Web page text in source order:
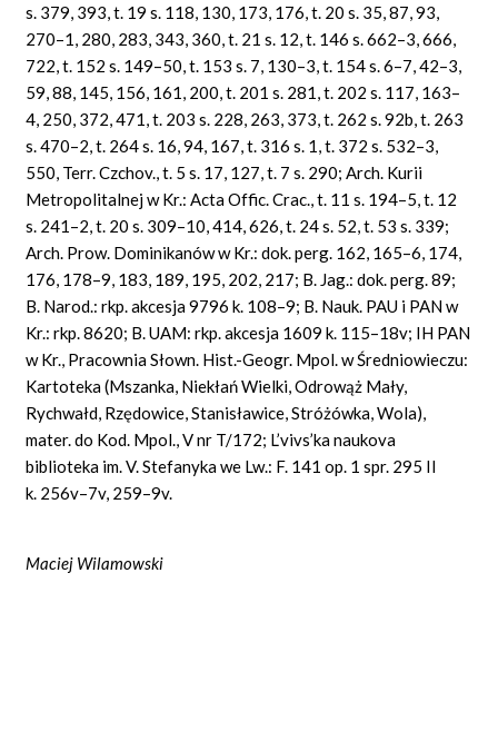
s. 379, 393, t. 19 s. 118, 130, 173, 176, t. 20 s. 35, 87, 93,
270–1, 280, 283, 343, 360, t. 21 s. 12, t. 146 s. 662–3, 666,
722, t. 152 s. 149–50, t. 153 s. 7, 130–3, t. 154 s. 6–7, 42–3,
59, 88, 145, 156, 161, 200, t. 201 s. 281, t. 202 s. 117, 163–
4, 250, 372, 471, t. 203 s. 228, 263, 373, t. 262 s. 92b, t. 263
s. 470–2, t. 264 s. 16, 94, 167, t. 316 s. 1, t. 372 s. 532–3,
550, Terr. Czchov., t. 5 s. 17, 127, t. 7 s. 290; Arch. Kurii
Metropolitalnej w Kr.: Acta Offic. Crac., t. 11 s. 194–5, t. 12
s. 241–2, t. 20 s. 309–10, 414, 626, t. 24 s. 52, t. 53 s. 339;
Arch. Prow. Dominikanów w Kr.: dok. perg. 162, 165–6, 174,
176, 178–9, 183, 189, 195, 202, 217; B. Jag.: dok. perg. 89;
B. Narod.: rkp. akcesja 9796 k. 108–9; B. Nauk. PAU i PAN w
Kr.: rkp. 8620; B. UAM: rkp. akcesja 1609 k. 115–18v; IH PAN
w Kr., Pracownia Słown. Hist.-Geogr. Mpol. w Średniowieczu:
Kartoteka (Mszanka, Niekłań Wielki, Odrowąż Mały,
Rychwałd, Rzędowice, Stanisławice, Stróżówka, Wola),
mater. do Kod. Mpol., V nr T/172; L’vivs’ka naukova
biblioteka im. V. Stefanyka we Lw.: F. 141 op. 1 spr. 295 II
k. 256v–7v, 259–9v.
Maciej Wilamowski